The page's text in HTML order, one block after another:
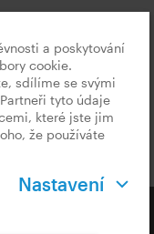
a poskytování
cookie.
sdílíme se svými
tyto údaje
které jste jim
že používáte
Nastavení